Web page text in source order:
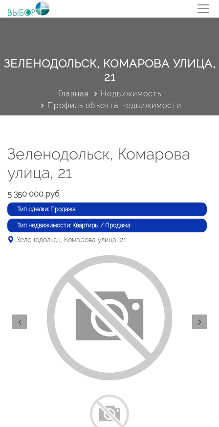
ЗЕЛЕНОДОЛЬСК, КОМАРОВА УЛИЦА,
21
Главная
Недвижимость
Профиль объекта недвижимости
Зеленодольск, Комарова
улица, 21
5 350 000 руб.
Тип сделки: Продажа
Тип недвижимости: Квартиры / Продажа
Зеленодольск, Комарова улица, 21